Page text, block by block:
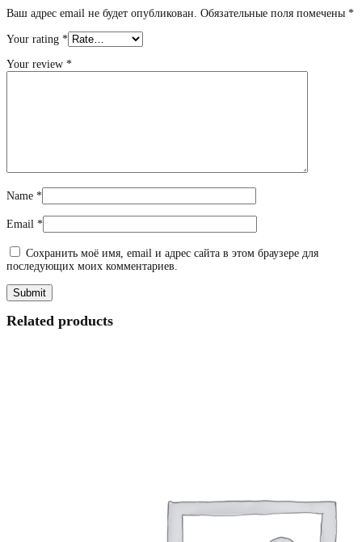
Ваш адрес email не будет опубликован. Обязательные поля помечены *
Your rating *
Your review *
Name *
Email *
Сохранить моё имя, email и адрес сайта в этом браузере для
последующих моих комментариев.
Related products